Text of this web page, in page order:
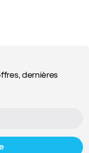
dernières